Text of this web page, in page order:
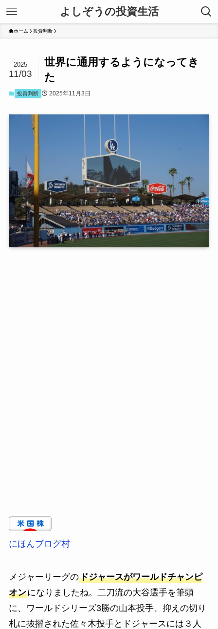
よしぞうの投資生活
ホーム 投資判断
世界に通用するようになってき
た
2025
11/03
投資判断 2025年11月3日
にほんブログ村
メジャーリーグのドジャースがワールドチャンピ
オンになりましたね。二刀流の大谷選手を筆頭
に、ワールドシリーズ3勝の山本投手、抑えの切り
札に抜擢された佐々木投手とドジャースには３人